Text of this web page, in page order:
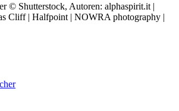
© Shutterstock, Autoren: alphaspirit.it |
Cliff | Halfpoint | NOWRA photography |